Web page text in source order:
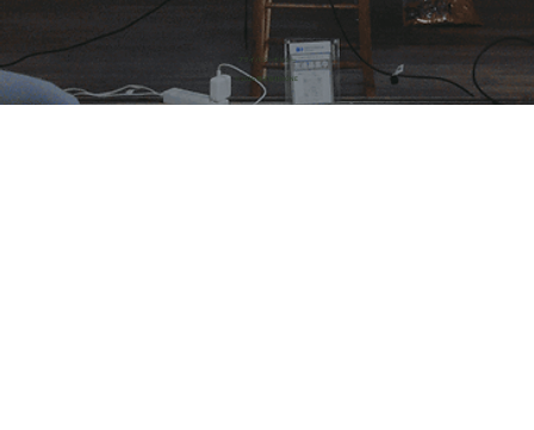
​プライバシーポリシー
© 2026 株式会社HONE